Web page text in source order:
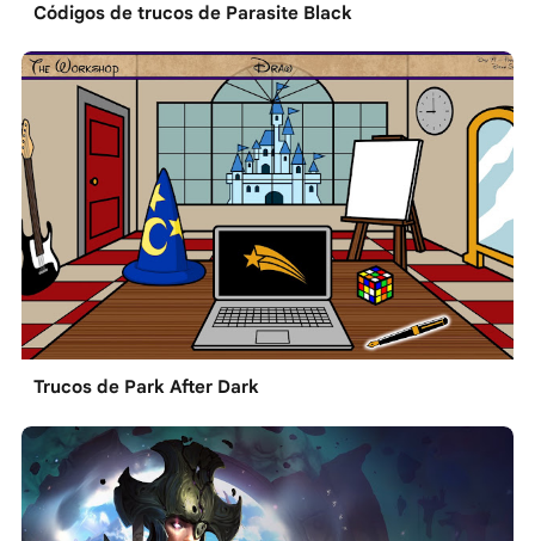
Códigos de trucos de Parasite Black
Trucos de Park After Dark